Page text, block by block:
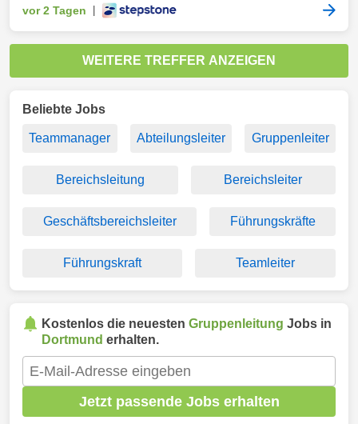
vor 2 Tagen
WEITERE TREFFER ANZEIGEN
Beliebte Jobs
Teammanager Abteilungsleiter Gruppenleiter
Bereichsleitung Bereichsleiter
Geschäftsbereichsleiter Führungskräfte
Führungskraft Teamleiter
Kostenlos die neuesten Gruppenleitung Jobs in
Dortmund erhalten.
Jetzt passende Jobs erhalten